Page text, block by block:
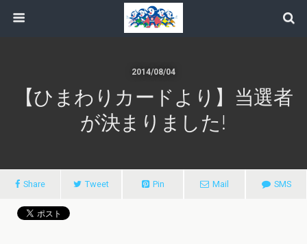
2014/08/04
【ひまわりカードより】当選者
が決まりました!
Share Tweet Pin Mail SMS